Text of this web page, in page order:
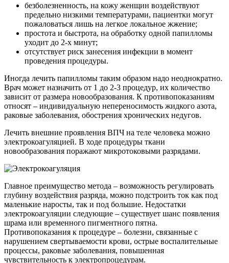
безболезненность, на кожу женщин воздействуют
предельно низкими температурами, пациентки могут
пожаловаться лишь на легкое локальное жжение;
простота и быстрота, на обработку одной папилломы
уходит до 2-х минут;
отсутствует риск занесения инфекции в момент
проведения процедуры.
Иногда лечить папилломы таким образом надо неоднократно.
Врач может назначить от 1 до 2-3 процедур, их количество
зависит от размера новообразования. К противопоказаниям
относят – индивидуальную непереносимость жидкого азота,
раковые заболевания, обострения хронических недугов.
Лечить внешние проявления ВПЧ на теле человека можно
электрокоагуляцией. В ходе процедуры ткани
новообразования поражают микротоковыми разрядами.
Главное преимущество метода – возможность регулировать
глубину воздействия разряда, можно подстроить ток как под
маленькие наросты, так и под большие. Недостатки
электрокоагуляции следующие – существует шанс появления
шрама или временного пигментного пятна.
Противопоказания к процедуре – болезни, связанные с
нарушением свертываемости крови, острые воспалительные
процессы, раковые заболевания, повышенная
чувствительность к электропроцедурам.